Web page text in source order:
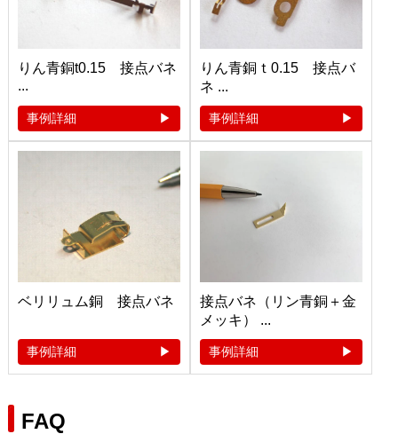
りん青銅t0.15 接点バネ
...
事例詳細
りん青銅ｔ0.15 接点バ
ネ ...
事例詳細
ベリリュム銅 接点バネ
事例詳細
接点バネ（リン青銅＋金
メッキ） ...
事例詳細
FAQ